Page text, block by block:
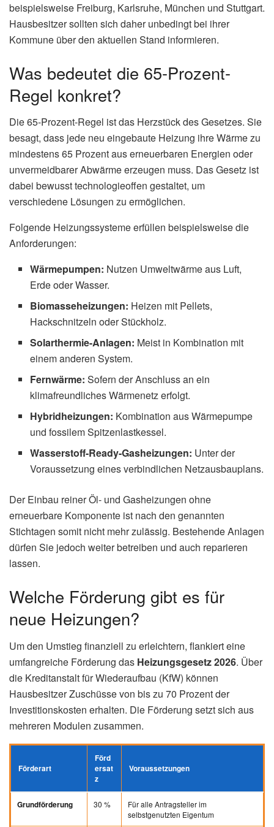
beispielsweise Freiburg, Karlsruhe, München und Stuttgart.
Hausbesitzer sollten sich daher unbedingt bei ihrer
Kommune über den aktuellen Stand informieren.
Was bedeutet die 65-Prozent-
Regel konkret?
Die 65-Prozent-Regel ist das Herzstück des Gesetzes. Sie
besagt, dass jede neu eingebaute Heizung ihre Wärme zu
mindestens 65 Prozent aus erneuerbaren Energien oder
unvermeidbarer Abwärme erzeugen muss. Das Gesetz ist
dabei bewusst technologieoffen gestaltet, um
verschiedene Lösungen zu ermöglichen.
Folgende Heizungssysteme erfüllen beispielsweise die
Anforderungen:
Wärmepumpen: Nutzen Umweltwärme aus Luft,
Erde oder Wasser.
Biomasseheizungen: Heizen mit Pellets,
Hackschnitzeln oder Stückholz.
Solarthermie-Anlagen: Meist in Kombination mit
einem anderen System.
Fernwärme: Sofern der Anschluss an ein
klimafreundliches Wärmenetz erfolgt.
Hybridheizungen: Kombination aus Wärmepumpe
und fossilem Spitzenlastkessel.
Wasserstoff-Ready-Gasheizungen: Unter der
Voraussetzung eines verbindlichen Netzausbauplans.
Der Einbau reiner Öl- und Gasheizungen ohne
erneuerbare Komponente ist nach den genannten
Stichtagen somit nicht mehr zulässig. Bestehende Anlagen
dürfen Sie jedoch weiter betreiben und auch reparieren
lassen.
Welche Förderung gibt es für
neue Heizungen?
Um den Umstieg finanziell zu erleichtern, flankiert eine
umfangreiche Förderung das Heizungsgesetz 2026. Über
die Kreditanstalt für Wiederaufbau (KfW) können
Hausbesitzer Zuschüsse von bis zu 70 Prozent der
Investitionskosten erhalten. Die Förderung setzt sich aus
mehreren Modulen zusammen.
Förderart
Förd
ersat
z
Voraussetzungen
Grundförderung 30 %
Für alle Antragsteller im
selbstgenutzten Eigentum